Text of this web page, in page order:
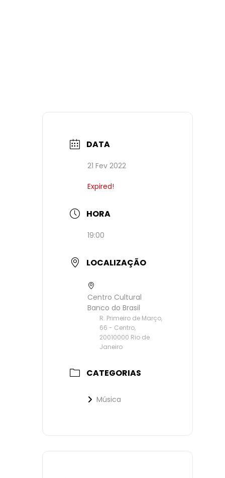
DATA
21 Fev 2022
Expired!
HORA
19:00
LOCALIZAÇÃO
Centro Cultural
Banco do Brasil
R. Primeiro de Março,
66 - Centro,
20010000 Rio de
Janeiro
CATEGORIAS
Música